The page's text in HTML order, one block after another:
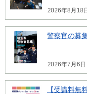
2026年8月18
警察官の募
2026年7月6
【受講料無